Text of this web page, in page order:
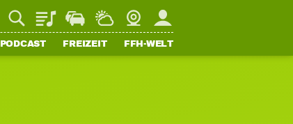
PlaylistStaupilotWetterWebcamMein FFH
PODCAST FREIZEIT FFH-WELT